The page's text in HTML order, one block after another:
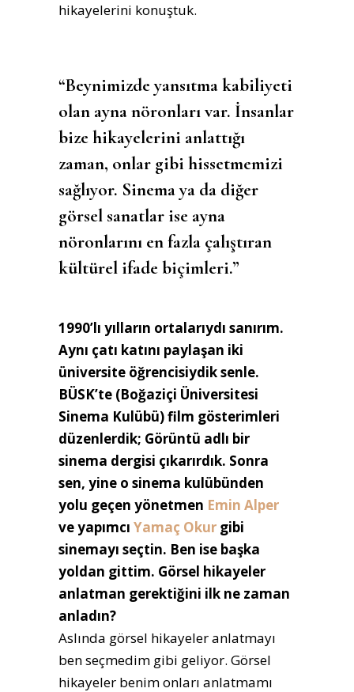
hikayelerini konuştuk.
“Beynimizde yansıtma kabiliyeti
olan ayna nöronları var. İnsanlar
bize hikayelerini anlattığı
zaman, onlar gibi hissetmemizi
sağlıyor. Sinema ya da diğer
görsel sanatlar ise ayna
nöronlarını en fazla çalıştıran
kültürel ifade biçimleri.”
1990’lı yılların ortalarıydı sanırım.
Aynı çatı katını paylaşan iki
üniversite öğrencisiydik senle.
BÜSK’te (Boğaziçi Üniversitesi
Sinema Kulübü) film gösterimleri
düzenlerdik; Görüntü adlı bir
sinema dergisi çıkarırdık. Sonra
sen, yine o sinema kulübünden
yolu geçen yönetmen Emin Alper
ve yapımcı Yamaç Okur gibi
sinemayı seçtin. Ben ise başka
yoldan gittim. Görsel hikayeler
anlatman gerektiğini ilk ne zaman
anladın?
Aslında görsel hikayeler anlatmayı
ben seçmedim gibi geliyor. Görsel
hikayeler benim onları anlatmamı